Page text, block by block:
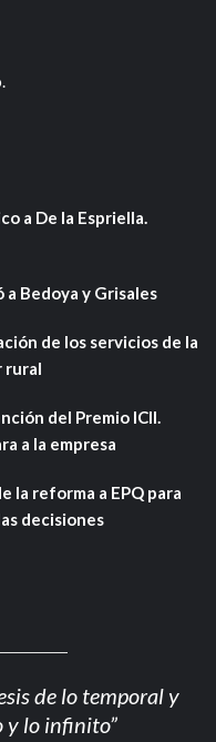
a De la Espriella.
Bedoya y Grisales
de los servicios de la
rural
del Premio ICII.
a la empresa
la reforma a EPQ para
decisiones
de lo temporal y
y lo infinito”